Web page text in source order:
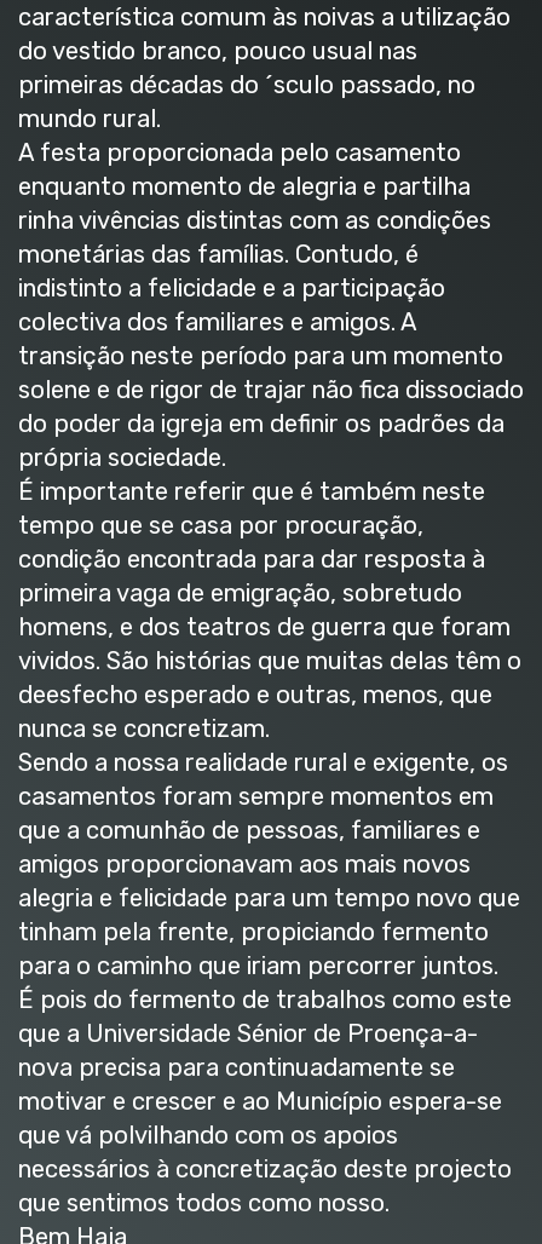
característica comum às noivas a utilização
do vestido branco, pouco usual nas
primeiras décadas do ´sculo passado, no
mundo rural.
A festa proporcionada pelo casamento
enquanto momento de alegria e partilha
rinha vivências distintas com as condições
monetárias das famílias. Contudo, é
indistinto a felicidade e a participação
colectiva dos familiares e amigos. A
transição neste período para um momento
solene e de rigor de trajar não fica dissociado
do poder da igreja em definir os padrões da
própria sociedade.
É importante referir que é também neste
tempo que se casa por procuração,
condição encontrada para dar resposta à
primeira vaga de emigração, sobretudo
homens, e dos teatros de guerra que foram
vividos. São histórias que muitas delas têm o
deesfecho esperado e outras, menos, que
nunca se concretizam.
Sendo a nossa realidade rural e exigente, os
casamentos foram sempre momentos em
que a comunhão de pessoas, familiares e
amigos proporcionavam aos mais novos
alegria e felicidade para um tempo novo que
tinham pela frente, propiciando fermento
para o caminho que iriam percorrer juntos.
É pois do fermento de trabalhos como este
que a Universidade Sénior de Proença-a-
nova precisa para continuadamente se
motivar e crescer e ao Município espera-se
que vá polvilhando com os apoios
necessários à concretização deste projecto
que sentimos todos como nosso.
Bem Haja